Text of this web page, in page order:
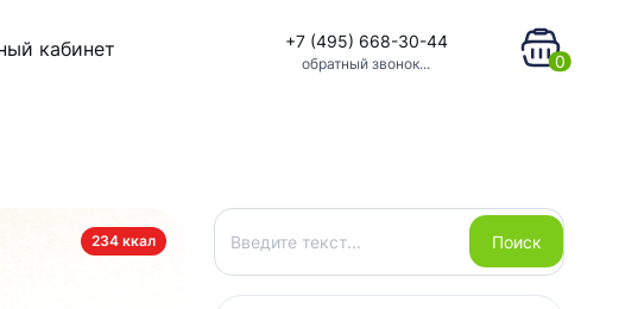
кабинет +7 (495) 668-30-44
обратный звонок... 0
234 ккал
Поиск
Поиск